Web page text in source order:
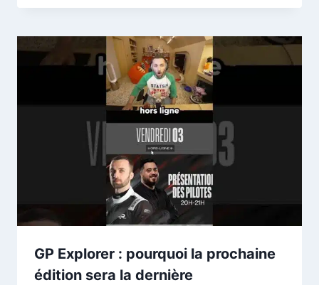
GP Explorer : pourquoi la prochaine
édition sera la dernière